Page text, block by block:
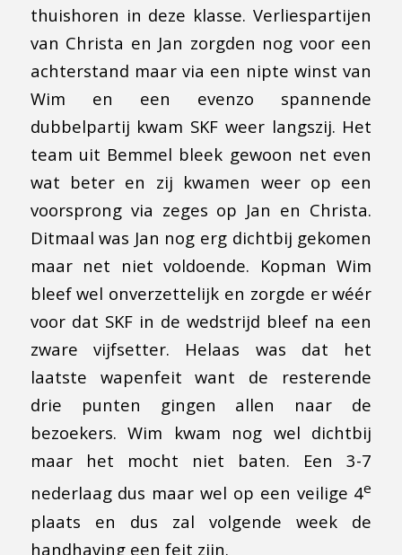
thuishoren in deze klasse. Verliespartijen
van Christa en Jan zorgden nog voor een
achterstand maar via een nipte winst van
Wim en een evenzo spannende
dubbelpartij kwam SKF weer langszij. Het
team uit Bemmel bleek gewoon net even
wat beter en zij kwamen weer op een
voorsprong via zeges op Jan en Christa.
Ditmaal was Jan nog erg dichtbij gekomen
maar net niet voldoende. Kopman Wim
bleef wel onverzettelijk en zorgde er wéér
voor dat SKF in de wedstrijd bleef na een
zware vijfsetter. Helaas was dat het
laatste wapenfeit want de resterende
drie punten gingen allen naar de
bezoekers. Wim kwam nog wel dichtbij
maar het mocht niet baten. Een 3-7
nederlaag dus maar wel op een veilige 4e
plaats en dus zal volgende week de
handhaving een feit zijn.